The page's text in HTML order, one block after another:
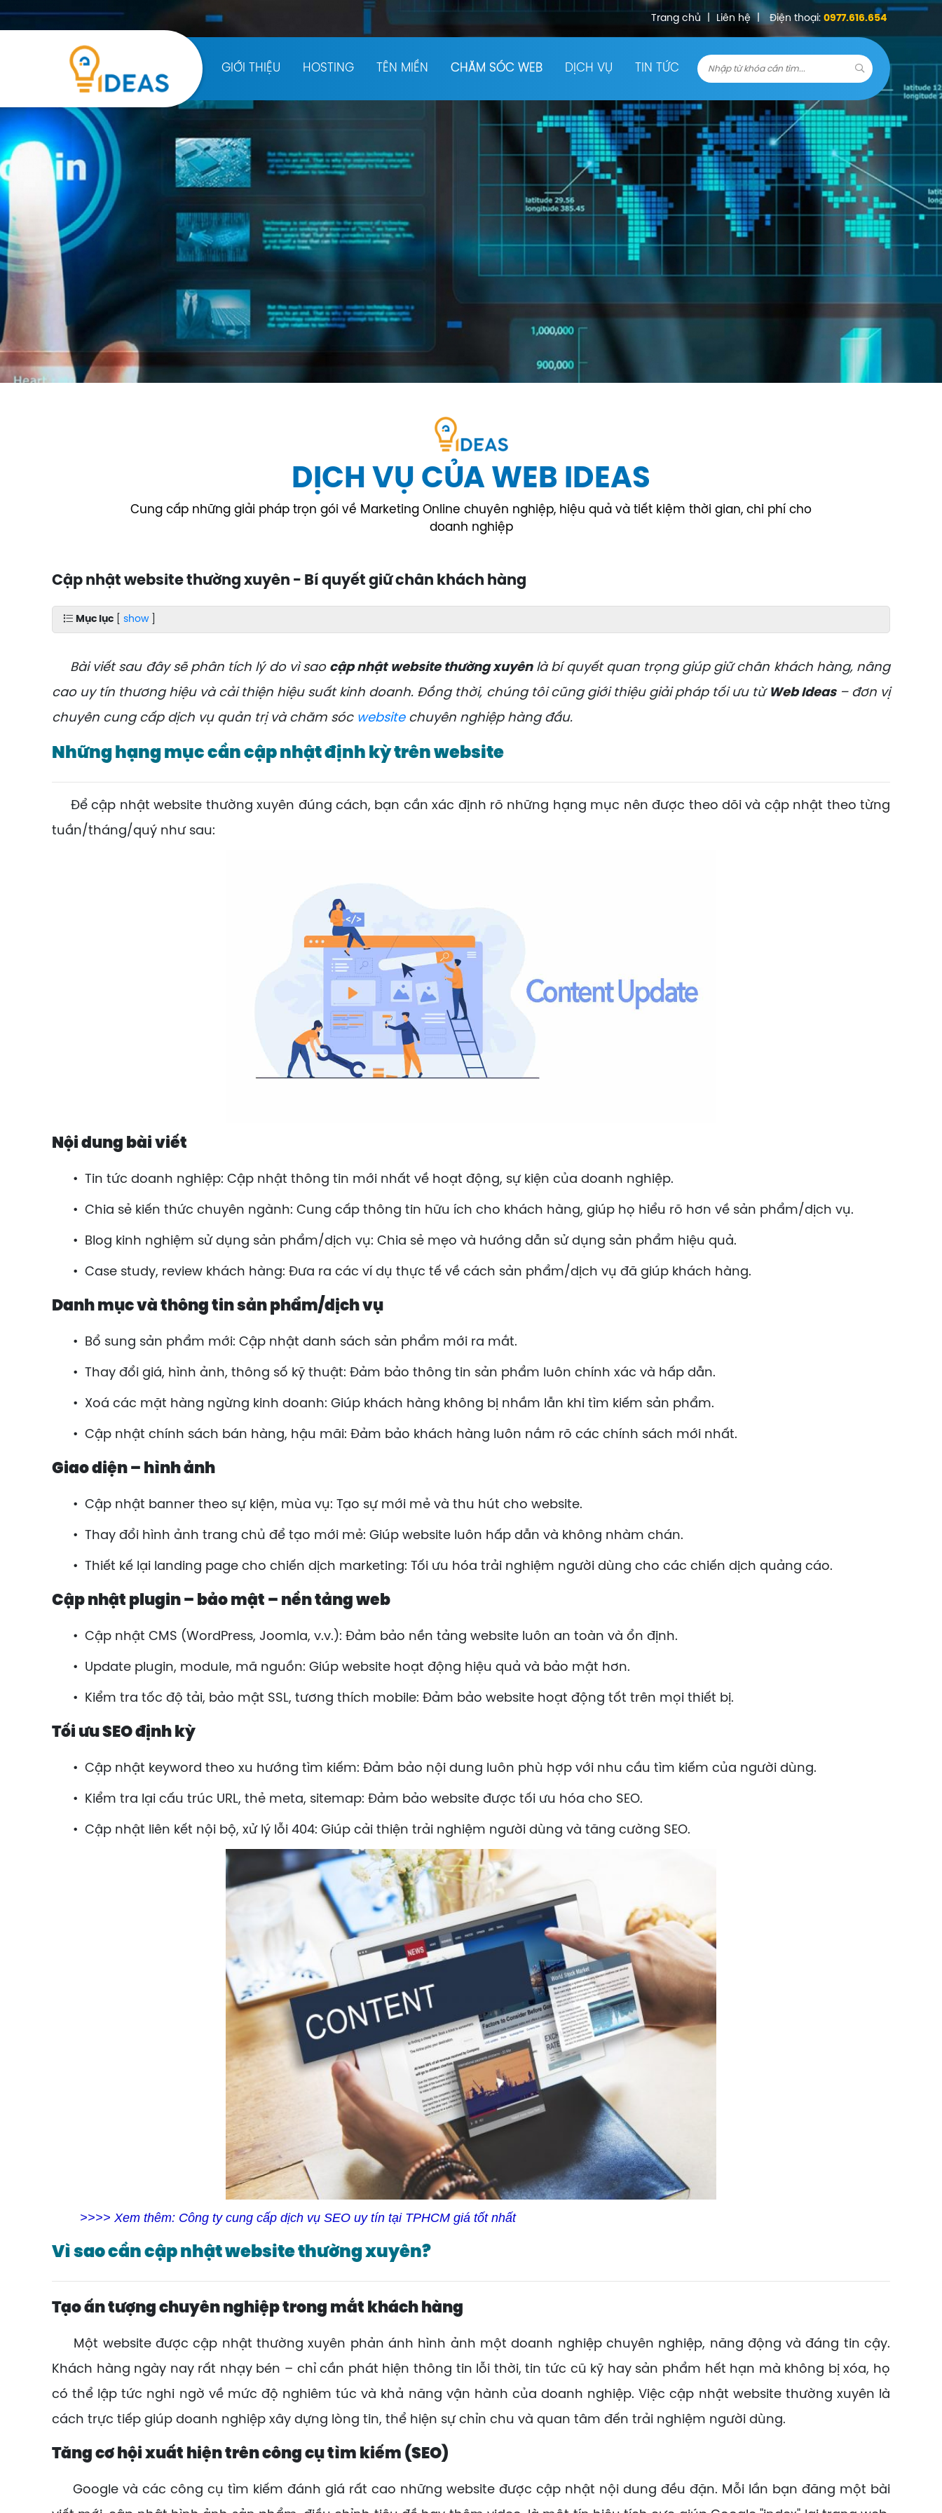
Trang chủ Liên hệ | Điện thoại:0977.616.654
GIỚI THIỆU HOSTING TÊN MIỀN CHĂM SÓC WEB DỊCH VỤ TIN TỨC
DỊCH VỤ CỦA WEB IDEAS
Cung cấp những giải pháp trọn gói về Marketing Online chuyên nghiệp, hiệu quả và tiết kiệm thời gian, chi phí cho
doanh nghiệp
Cập nhật website thường xuyên - Bí quyết giữ chân khách hàng
Mục lục[ show]
Bài viết sau đây sẽ phân tích lý do vì sao cập nhật website thường xuyênlà bí quyết quan trọng giúp giữ chân khách hàng, nâng
cao uy tín thương hiệu và cải thiện hiệu suất kinh doanh. Đồng thời, chúng tôi cũng giới thiệu giải pháp tối ưu từ Web Ideas– đơn vị
chuyên cung cấp dịch vụ quản trị và chăm sóc websitechuyên nghiệp hàng đầu.
Những hạng mục cần cập nhật định kỳ trên website
Để cập nhật website thường xuyên đúng cách, bạn cần xác định rõ những hạng mục nên được theo dõi và cập nhật theo từng
tuần/tháng/quý như sau:
Nội dung bài viết
• Tin tức doanh nghiệp: Cập nhật thông tin mới nhất về hoạt động, sự kiện của doanh nghiệp.
• Chia sẻ kiến thức chuyên ngành: Cung cấp thông tin hữu ích cho khách hàng, giúp họ hiểu rõ hơn về sản phẩm/dịch vụ.
• Blog kinh nghiệm sử dụng sản phẩm/dịch vụ: Chia sẻ mẹo và hướng dẫn sử dụng sản phẩm hiệu quả.
• Case study, review khách hàng: Đưa ra các ví dụ thực tế về cách sản phẩm/dịch vụ đã giúp khách hàng.
Danh mục và thông tin sản phẩm/dịch vụ
• Bổ sung sản phẩm mới: Cập nhật danh sách sản phẩm mới ra mắt.
• Thay đổi giá, hình ảnh, thông số kỹ thuật: Đảm bảo thông tin sản phẩm luôn chính xác và hấp dẫn.
• Xoá các mặt hàng ngừng kinh doanh: Giúp khách hàng không bị nhầm lẫn khi tìm kiếm sản phẩm.
• Cập nhật chính sách bán hàng, hậu mãi: Đảm bảo khách hàng luôn nắm rõ các chính sách mới nhất.
Giao diện – hình ảnh
• Cập nhật banner theo sự kiện, mùa vụ: Tạo sự mới mẻ và thu hút cho website.
• Thay đổi hình ảnh trang chủ để tạo mới mẻ: Giúp website luôn hấp dẫn và không nhàm chán.
• Thiết kế lại landing page cho chiến dịch marketing: Tối ưu hóa trải nghiệm người dùng cho các chiến dịch quảng cáo.
Cập nhật plugin – bảo mật – nền tảng web
• Cập nhật CMS (WordPress, Joomla, v.v.): Đảm bảo nền tảng website luôn an toàn và ổn định.
• Update plugin, module, mã nguồn: Giúp website hoạt động hiệu quả và bảo mật hơn.
• Kiểm tra tốc độ tải, bảo mật SSL, tương thích mobile: Đảm bảo website hoạt động tốt trên mọi thiết bị.
Tối ưu SEO định kỳ
• Cập nhật keyword theo xu hướng tìm kiếm: Đảm bảo nội dung luôn phù hợp với nhu cầu tìm kiếm của người dùng.
• Kiểm tra lại cấu trúc URL, thẻ meta, sitemap: Đảm bảo website được tối ưu hóa cho SEO.
• Cập nhật liên kết nội bộ, xử lý lỗi 404: Giúp cải thiện trải nghiệm người dùng và tăng cường SEO.
>>>> Xem thêm: Công ty cung cấp dịch vụ SEO uy tín tại TPHCM giá tốt nhất
Vì sao cần cập nhật website thường xuyên?
Tạo ấn tượng chuyên nghiệp trong mắt khách hàng
Một website được cập nhật thường xuyên phản ánh hình ảnh một doanh nghiệp chuyên nghiệp, năng động và đáng tin cậy.
Khách hàng ngày nay rất nhạy bén – chỉ cần phát hiện thông tin lỗi thời, tin tức cũ kỹ hay sản phẩm hết hạn mà không bị xóa, họ
có thể lập tức nghi ngờ về mức độ nghiêm túc và khả năng vận hành của doanh nghiệp. Việc cập nhật website thường xuyên là
cách trực tiếp giúp doanh nghiệp xây dựng lòng tin, thể hiện sự chỉn chu và quan tâm đến trải nghiệm người dùng.
Tăng cơ hội xuất hiện trên công cụ tìm kiếm (SEO)
Google và các công cụ tìm kiếm đánh giá rất cao những website được cập nhật nội dung đều đặn. Mỗi lần bạn đăng một bài